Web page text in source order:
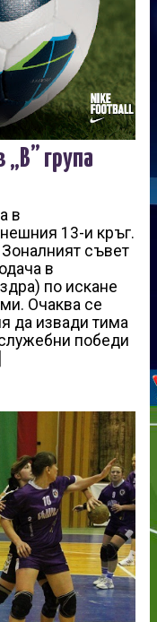
група
в
13-и кръг.
съвет
в
по искане
Очаква се
да извади тима
победи